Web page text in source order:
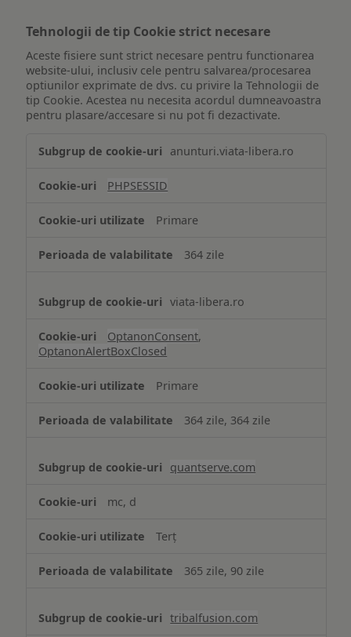
Tehnologii de tip Cookie strict necesare
Aceste fisiere sunt strict necesare pentru functionarea
website-ului, inclusiv cele pentru salvarea/procesarea
optiunilor exprimate de dvs. cu privire la Tehnologii de
tip Cookie. Acestea nu necesita acordul dumneavoastra
pentru plasare/accesare si nu pot fi dezactivate.
de
Cookie
necesare
anunturi.viata-libera.ro
PHPSESSID
Primare
364 zile
viata-libera.ro
OptanonConsent,
OptanonAlertBoxClosed
Primare
364 zile, 364 zile
quantserve.com
mc, d
Terț
365 zile, 90 zile
tribalfusion.com